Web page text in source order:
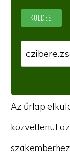
Az űrlap
közvetlenül